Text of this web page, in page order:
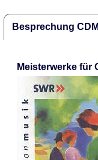
Besprechung
Meisterwerke für